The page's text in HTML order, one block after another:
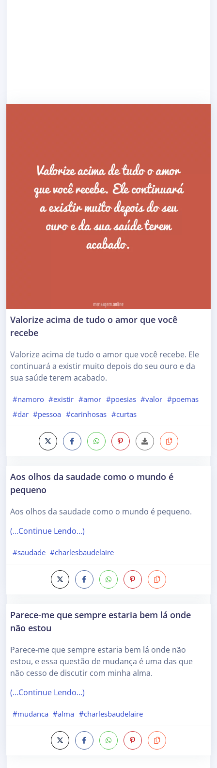
Valorize acima de tudo o amor que você
recebe
Valorize acima de tudo o amor que você recebe. Ele
continuará a existir muito depois do seu ouro e da
sua saúde terem acabado.
#namoro #existir #amor #poesias #valor #poemas
#dar #pessoa #carinhosas #curtas
Aos olhos da saudade como o mundo é
pequeno
Aos olhos da saudade como o mundo é pequeno.
(…Continue Lendo…)
#saudade #charlesbaudelaire
Parece-me que sempre estaria bem lá onde
não estou
Parece-me que sempre estaria bem lá onde não
estou, e essa questão de mudança é uma das que
não cesso de discutir com minha alma.
(…Continue Lendo…)
#mudanca #alma #charlesbaudelaire